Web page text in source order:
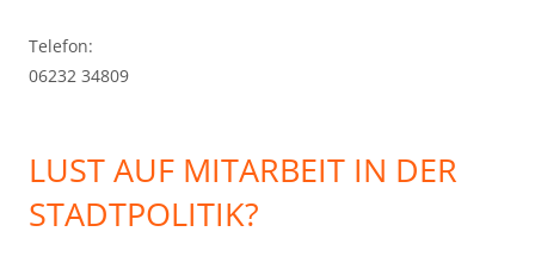
Telefon:
06232 34809
LUST AUF MITARBEIT IN DER
STADTPOLITIK?